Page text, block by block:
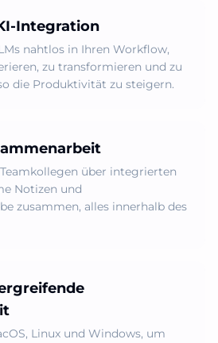
Integration
nahtlos in Ihren Workflow,
zu transformieren und zu
die Produktivität zu steigern.
über integrierten
Notizen und
zusammen, alles innerhalb des
Linux und Windows, um